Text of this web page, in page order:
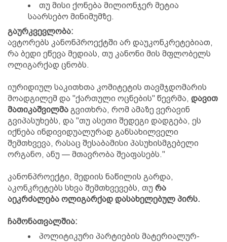
თუ მისი ქონება მილიონჯერ მეტია
საარსებო მინიმუმზე.
გაურკვევლობა:
ავტორებს კანონპროექტში არ დაუკონკრეტებიათ,
რა ბედი ეწევა მედიას, თუ კანონი მის მფლობელს
ოლიგარქად ცნობს.
იურიდიულ საკითხთა კომიტეტის თავმჯდომარის
მოადგილემ და "ქართული ოცნების" წევრმა, დავით
მათიკაშვილმა გვითხრა, რომ ამაზე ვერავინ
გვიპასუხებს, და "თუ ასეთი შედეგი დადგება, ეს
იქნება ინდივიდუალურად განსახილველი
შემთხვევა, რასაც შესაბამისი პასუხისმგებელი
ორგანო, ანუ — მთავრობა შეაფასებს."
კანონპროექტი, მედიის ნაწილის გარდა,
აკონკრეტებს სხვა შემთხვევებს, თუ რა
აეკრძალება ოლიგარქად დასახელებულ პირს.
ჩამონათვალშია:
პოლიტიკური პარტიების მატერიალურ-